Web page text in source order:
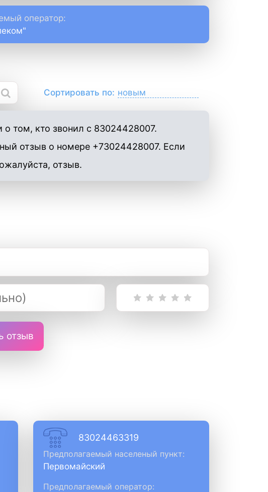
оператор:
Сортировать по:
том, кто звонил с 83024428007.
отзыв о номере +73024428007. Если
отзыв.
отзыв
83024463319
Предполагаемый населеный пункт:
Первомайский
Предполагаемый оператор: